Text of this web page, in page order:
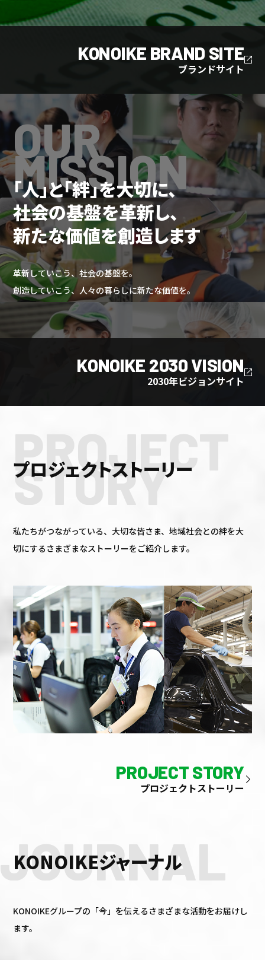
KONOIKE BRAND SITE
ブランドサイト
OUR
MISSION
「人」と「絆」を大切に、
社会の基盤を革新し、
新たな価値を創造します
革新していこう、社会の基盤を。
創造していこう、人々の暮らしに新たな価値を。
KONOIKE 2030 VISION
2030年ビジョンサイト
プロジェクトストーリー
PROJECT
STORY
私たちがつながっている、大切な皆さま、地域社会との絆を大
切にするさまざまなストーリーをご紹介します。
PROJECT STORY
プロジェクトストーリー
KONOIKEジャーナル
JOURNAL
KONOIKEグループの「今」を伝えるさまざまな活動をお届けし
ます。